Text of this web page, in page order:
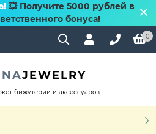
💥 Получите 5000 рублей в
бонуса!
0
JEWELRY
бижутерии и аксессуаров